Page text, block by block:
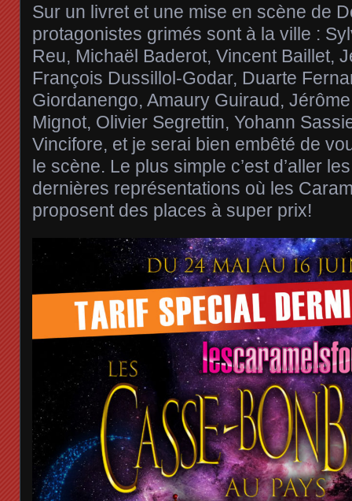
Sur un livret et une mise en scène de
protagonistes grimés sont à la ville :
Reu, Michaël Baderot, Vincent Baillet,
François Dussillol-Godar, Duarte
Giordanengo, Amaury Guiraud,
Mignot, Olivier Segrettin, Yohann
Vincifore, et je serai bien embêté de
le scène. Le plus simple c’est d’aller
dernières représentations où les
proposent des places à super prix!